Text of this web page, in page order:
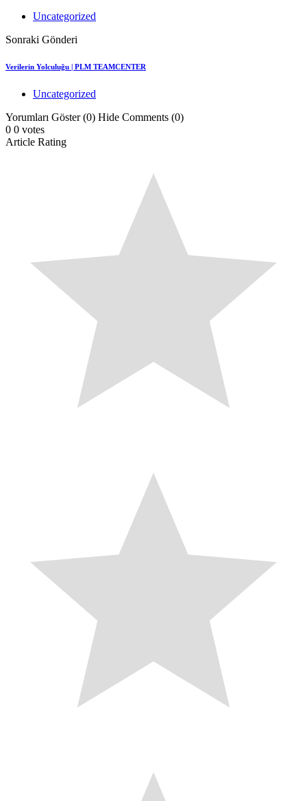
Uncategorized
Sonraki Gönderi
Verilerin Yolculuğu | PLM TEAMCENTER
Uncategorized
Yorumları Göster (0) Hide Comments (0)
0 0 votes
Article Rating